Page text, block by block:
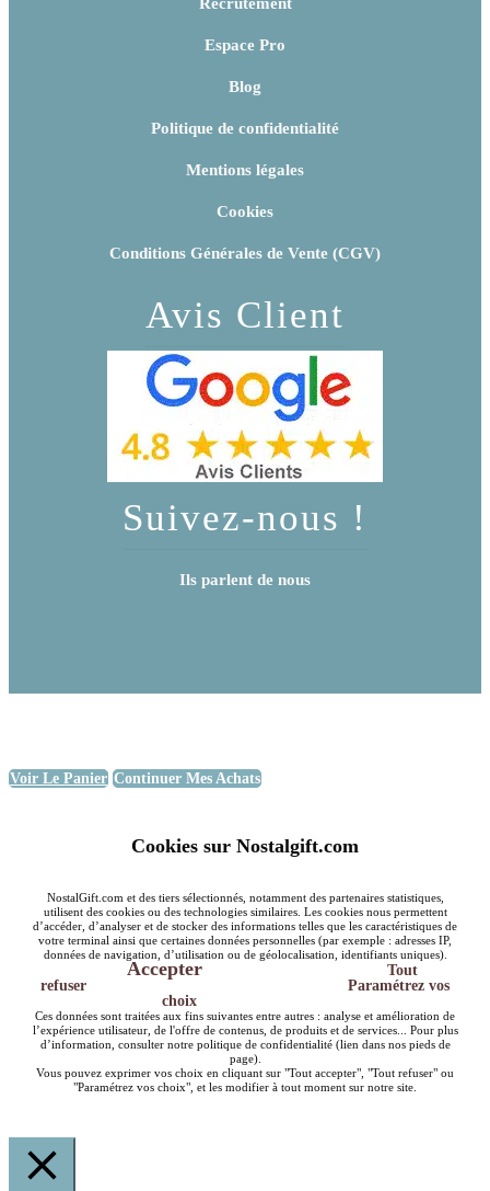
Espace Pro
Blog
Politique de confidentialité
Mentions légales
Cookies
Conditions Générales de Vente (CGV)
Avis Client
Suivez-nous !
Ils parlent de nous
Voir Le Panier Continuer Mes Achats
Cookies sur Nostalgift.com
NostalGift.com et des tiers sélectionnés, notamment des partenaires statistiques,
utilisent des cookies ou des technologies similaires. Les cookies nous permettent
d’accéder, d’analyser et de stocker des informations telles que les caractéristiques de
votre terminal ainsi que certaines données personnelles (par exemple : adresses IP,
données de navigation, d’utilisation ou de géolocalisation, identifiants uniques).
Accepter
Tout
refuser
Paramétrez vos
choix
Ces données sont traitées aux fins suivantes entre autres : analyse et amélioration de
l’expérience utilisateur, de l'offre de contenus, de produits et de services... Pour plus
d’information, consulter notre politique de confidentialité (lien dans nos pieds de
page).
Vous pouvez exprimer vos choix en cliquant sur "Tout accepter", "Tout refuser" ou
"Paramétrez vos choix", et les modifier à tout moment sur notre site.